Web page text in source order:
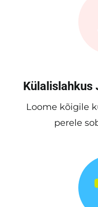
Külalislahkus
Loome kõigile
perele